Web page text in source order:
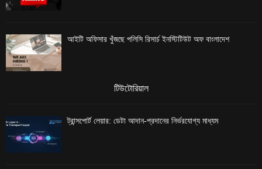
আইটি অফিসার খুঁজছে পলিসি রিসার্চ ইনস্টিটিউট অফ বাংলাদেশ
টিউটোরিয়াল
ট্রান্সপোর্ট লেয়ার: ডেটা আদান-প্রদানের নির্ভরযোগ্য মাধ্যম